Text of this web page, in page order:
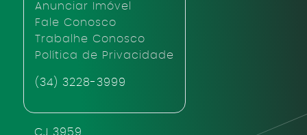
Anunciar Imóvel
Fale Conosco
Trabalhe Conosco
Política de Privacidade
(34) 3228-3999
CJ 3959